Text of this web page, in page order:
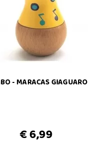
- MARACAS GIAGUARO
€ 6,99